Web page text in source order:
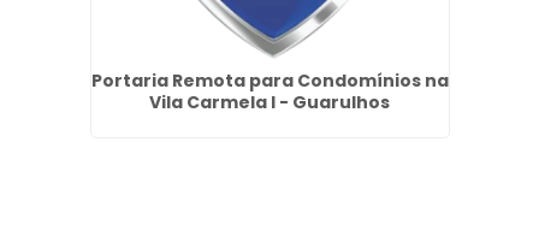
Portaria Remota para Condomínios na
Vila Carmela I - Guarulhos